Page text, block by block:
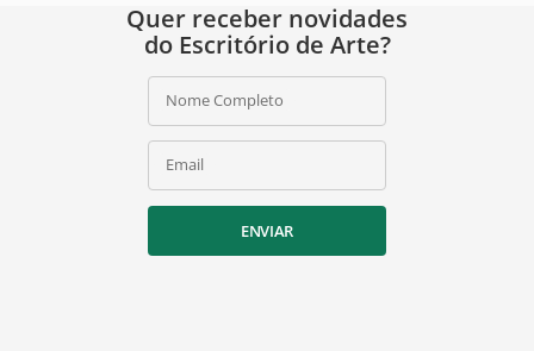
Quer receber novidades
do Escritório de Arte?
Nome Completo
Email
ENVIAR